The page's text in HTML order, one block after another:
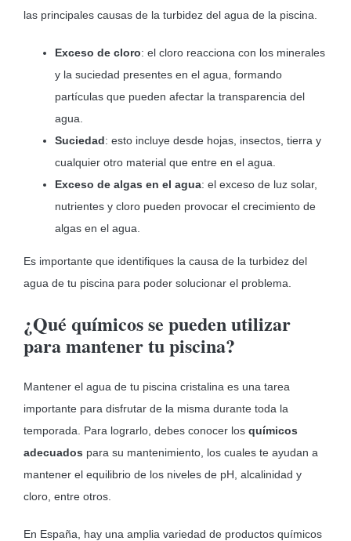
las principales causas de la turbidez del agua de la piscina.
Exceso de cloro: el cloro reacciona con los minerales
y la suciedad presentes en el agua, formando
partículas que pueden afectar la transparencia del
agua.
Suciedad: esto incluye desde hojas, insectos, tierra y
cualquier otro material que entre en el agua.
Exceso de algas en el agua: el exceso de luz solar,
nutrientes y cloro pueden provocar el crecimiento de
algas en el agua.
Es importante que identifiques la causa de la turbidez del
agua de tu piscina para poder solucionar el problema.
¿Qué químicos se pueden utilizar
para mantener tu piscina?
Mantener el agua de tu piscina cristalina es una tarea
importante para disfrutar de la misma durante toda la
temporada. Para lograrlo, debes conocer los químicos
adecuados para su mantenimiento, los cuales te ayudan a
mantener el equilibrio de los niveles de pH, alcalinidad y
cloro, entre otros.
En España, hay una amplia variedad de productos químicos